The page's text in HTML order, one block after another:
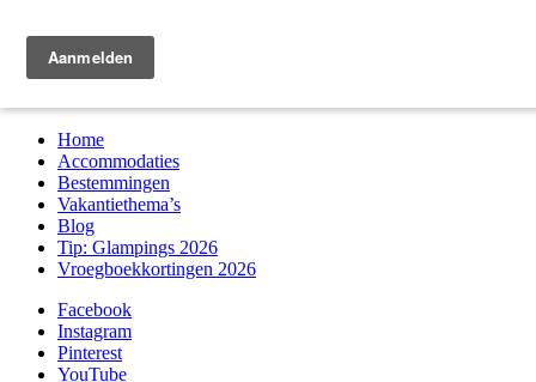
Home
Accommodaties
Bestemmingen
Vakantiethema’s
Blog
Tip: Glampings 2026
Vroegboekkortingen 2026
Facebook
Instagram
Pinterest
YouTube